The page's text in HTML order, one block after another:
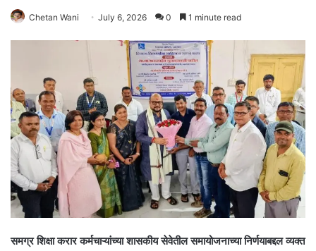
Chetan Wani July 6, 2026 0 1 minute read
समग्र शिक्षा करार कर्मचाऱ्यांच्या शासकीय सेवेतील समायोजनाच्या निर्णयाबद्दल व्यक्त